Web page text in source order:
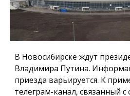
В Новосибирске ждут
Владимира Путина.
приезда варьируется. К
телеграм-канал, связанный